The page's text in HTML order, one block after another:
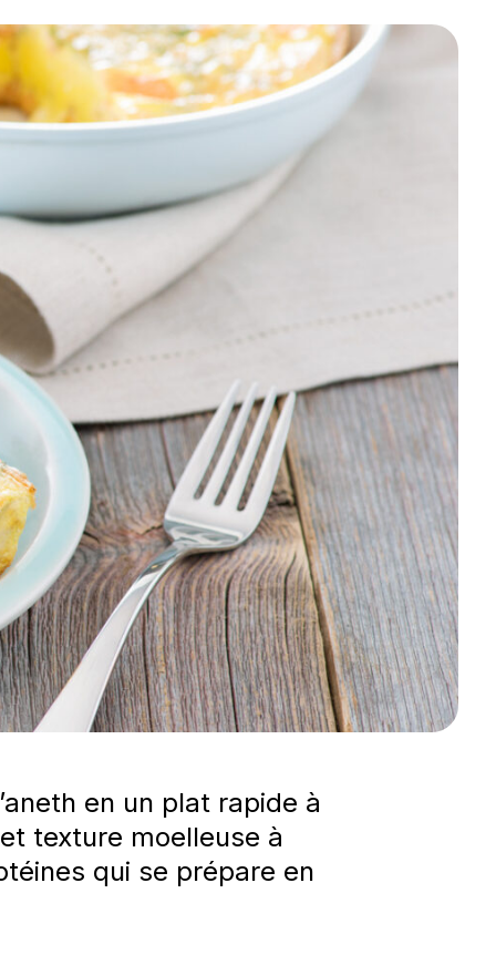
en un plat rapide à
texture moelleuse à
qui se prépare en